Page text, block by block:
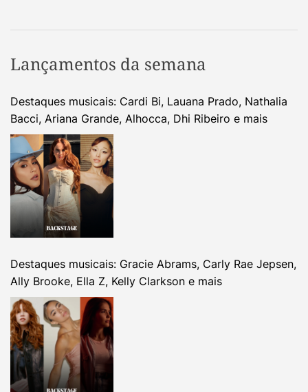
Lançamentos da semana
Destaques musicais: Cardi Bi, Lauana Prado, Nathalia
Bacci, Ariana Grande, Alhocca, Dhi Ribeiro e mais
Destaques musicais: Gracie Abrams, Carly Rae Jepsen,
Ally Brooke, Ella Z, Kelly Clarkson e mais